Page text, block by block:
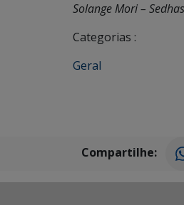
Solange Mori –
Categorias :
Geral
Compartilhe: